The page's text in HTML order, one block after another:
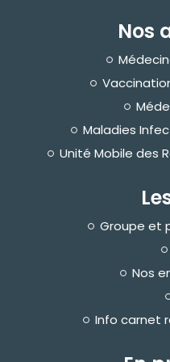
Nos
Maladies
Unité Mobile des
Groupe et
Nos
Info carnet